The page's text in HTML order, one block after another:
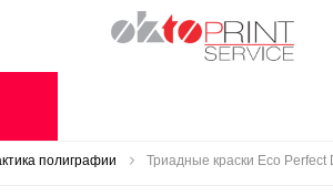
полиграфии Триадные краски Eco